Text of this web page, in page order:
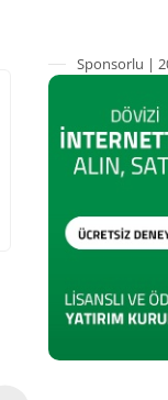
Sponsorlu |